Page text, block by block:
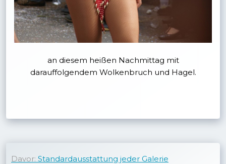
an diesem heißen Nachmittag mit
darauffolgendem Wolkenbruch und Hagel.
Davor: Standardausstattung jeder Galerie